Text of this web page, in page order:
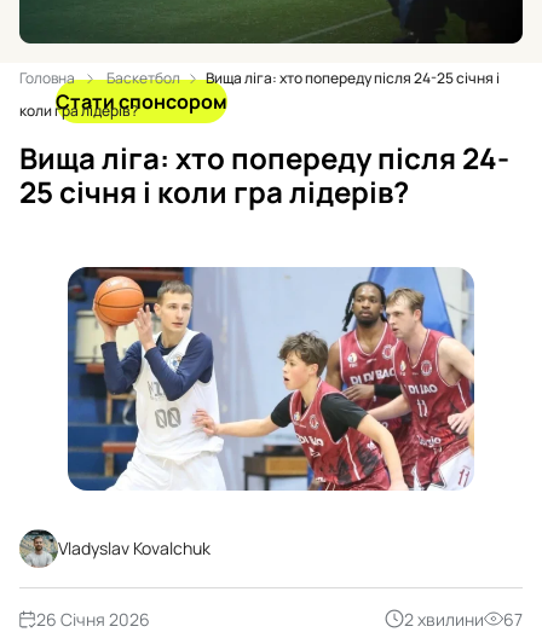
Стати спонсором
Головна Баскетбол
Вища ліга: хто попереду після 24-25 січня і
коли гра лідерів?
Вища ліга: хто попереду після 24-
25 січня і коли гра лідерів?
Vladyslav Kovalchuk
2 хвилини 67
26 Січня 2026